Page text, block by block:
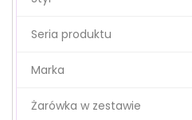
Seria produktu
Marka
Żarówka w zestawie